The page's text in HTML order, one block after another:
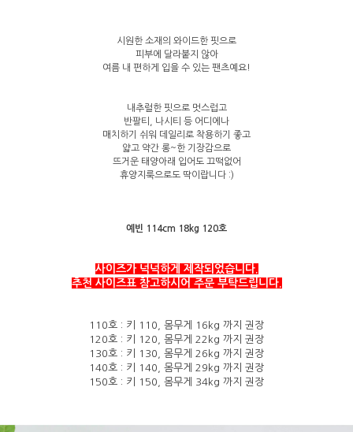
시원한 소재의 와이드한 핏으로
피부에 달라붙지 않아
여름 내 편하게 입을 수 있는 팬츠예요!
내추럴한 핏으로 멋스럽고
반팔티, 나시티 등 어디에나
매치하기 쉬워 데일리로 착용하기 좋고
얇고 약간 롱~한 기장감으로
뜨거운 태양아래 입어도 끄떡없어
휴양지룩으로도 딱이랍니다 :)
예빈 114cm 18kg 120호
사이즈가 넉넉하게 제작되었습니다.
추천 사이즈표 참고하시어 주문 부탁드립니다.
110호 : 키 110, 몸무게 16kg 까지 권장
120호 : 키 120, 몸무게 22kg 까지 권장
130호 : 키 130, 몸무게 26kg 까지 권장
140호 : 키 140, 몸무게 29kg 까지 권장
150호 : 키 150, 몸무게 34kg 까지 권장